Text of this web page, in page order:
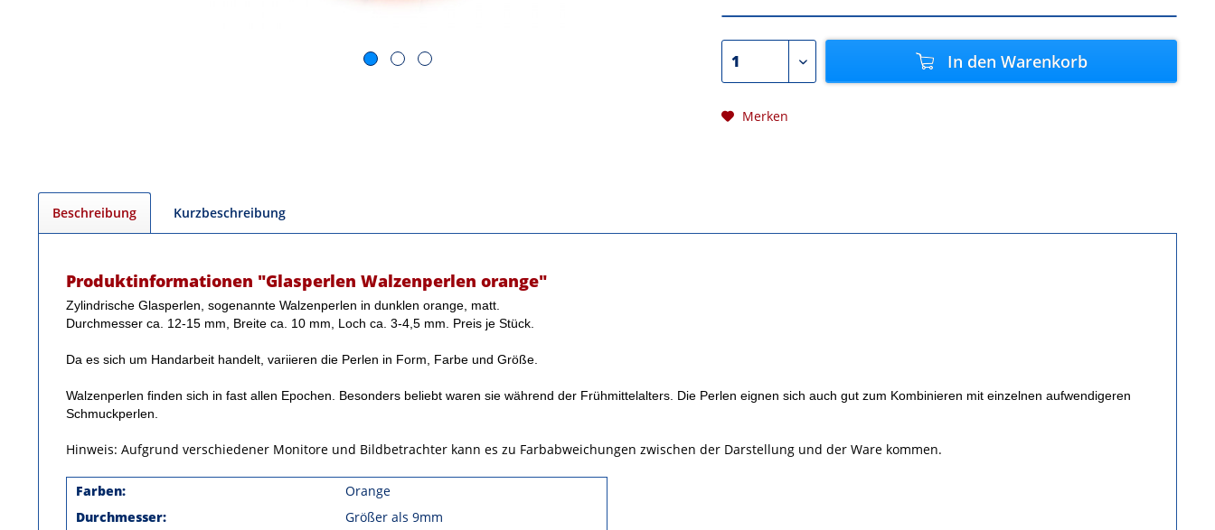
In den Warenkorb
Merken
Beschreibung Kurzbeschreibung
Produktinformationen "Glasperlen Walzenperlen orange"
Zylindrische Glasperlen, sogenannte Walzenperlen in dunklen orange, matt.
Durchmesser ca. 12-15 mm, Breite ca. 10 mm, Loch ca. 3-4,5 mm. Preis je Stück.
Da es sich um Handarbeit handelt, variieren die Perlen in Form, Farbe und Größe.
Walzenperlen finden sich in fast allen Epochen. Besonders beliebt waren sie während der Frühmittelalters. Die Perlen eignen sich auch gut zum Kombinieren mit einzelnen aufwendigeren
Schmuckperlen.
Hinweis: Aufgrund verschiedener Monitore und Bildbetrachter kann es zu Farbabweichungen zwischen der Darstellung und der Ware kommen.
Farben:
Orange
Durchmesser:
Größer als 9mm